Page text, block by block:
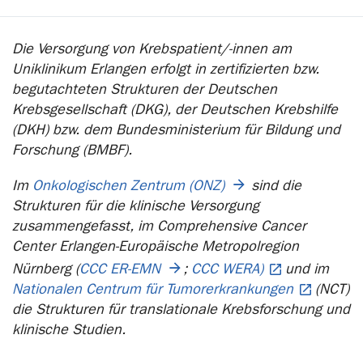
Die Versorgung von Krebspatient/-innen am
Uniklinikum Erlangen erfolgt in zertifizierten bzw.
begutachteten Strukturen der Deutschen
Krebsgesellschaft (DKG), der Deutschen Krebshilfe
(DKH) bzw. dem Bundesministerium für Bildung und
Forschung (BMBF).
Im Onkologischen Zentrum (ONZ)
sind die
Strukturen für die klinische Versorgung
zusammengefasst, im Comprehensive Cancer
Center Erlangen-Europäische Metropolregion
Nürnberg (CCC ER-EMN ; CCC WERA)
und im
Nationalen Centrum für Tumorerkrankungen
(NCT)
die Strukturen für translationale Krebsforschung und
klinische Studien.